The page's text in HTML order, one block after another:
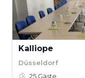
Kalliope
Düsseldorf
25 Gäste